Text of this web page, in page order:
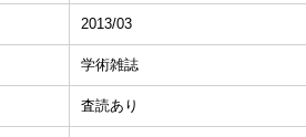
2013/03
学術雑誌
査読あり